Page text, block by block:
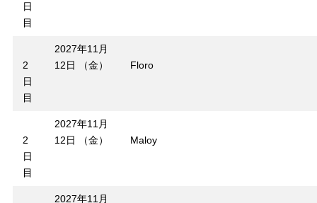
日
目
2
日
目
2027年11月
12日 （金）
Floro
2
日
目
2027年11月
12日 （金）
Maloy
2027年11月